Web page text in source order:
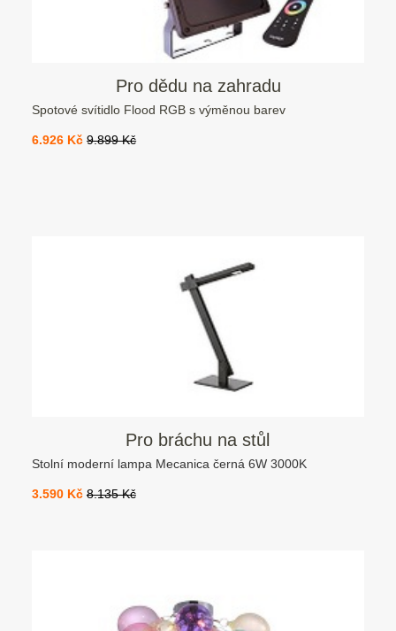
Pro dědu na zahradu
Spotové svítidlo Flood RGB s výměnou barev
6.926 Kč9.899 Kč
Pro bráchu na stůl
Stolní moderní lampa Mecanica černá 6W 3000K
3.590 Kč8.135 Kč